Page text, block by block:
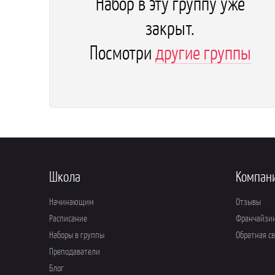
закрыт.
Посмотри другие группы
Школа
Начинающим
Расписание
Наборы в группы
Преподаватели
Блог
Отзывы
Обратная